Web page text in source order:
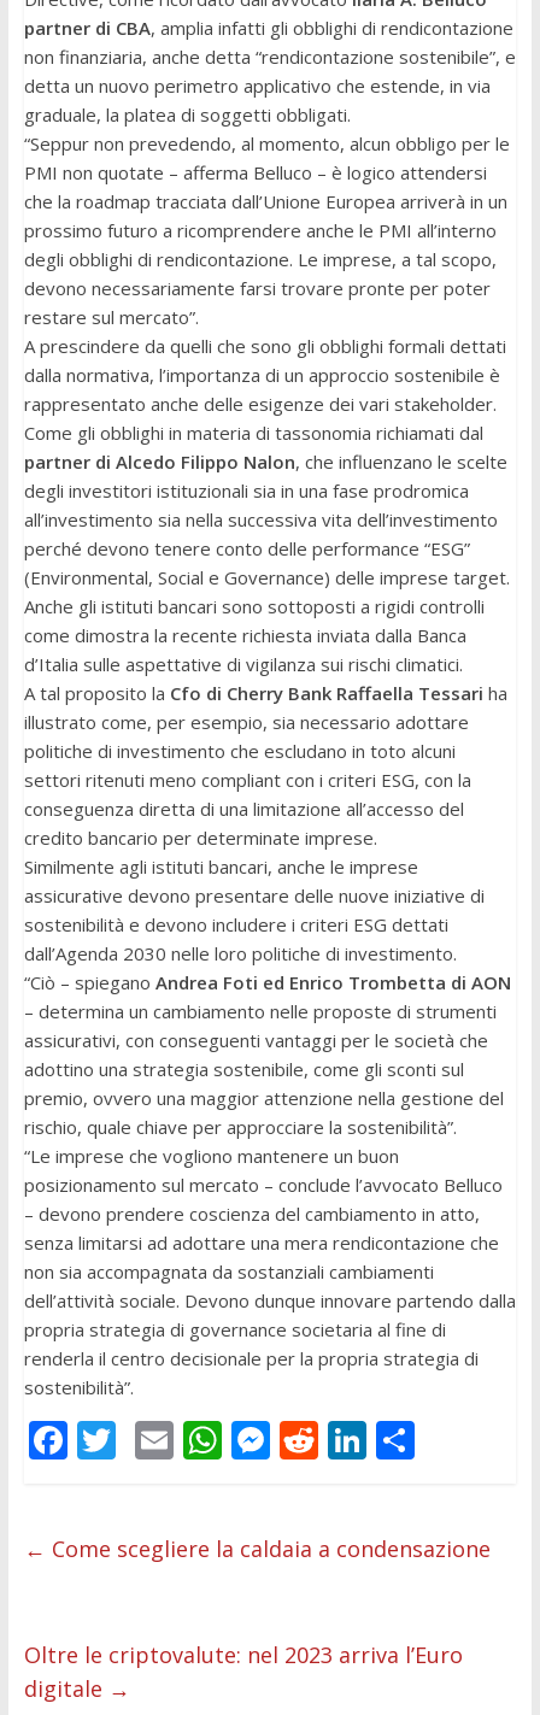
partner di CBA, amplia infatti gli obblighi di rendicontazione
non finanziaria, anche detta “rendicontazione sostenibile”, e
detta un nuovo perimetro applicativo che estende, in via
graduale, la platea di soggetti obbligati.
“Seppur non prevedendo, al momento, alcun obbligo per le
PMI non quotate – afferma Belluco – è logico attendersi
che la roadmap tracciata dall’Unione Europea arriverà in un
prossimo futuro a ricomprendere anche le PMI all’interno
degli obblighi di rendicontazione. Le imprese, a tal scopo,
devono necessariamente farsi trovare pronte per poter
restare sul mercato”.
A prescindere da quelli che sono gli obblighi formali dettati
dalla normativa, l’importanza di un approccio sostenibile è
rappresentato anche delle esigenze dei vari stakeholder.
Come gli obblighi in materia di tassonomia richiamati dal
partner di Alcedo Filippo Nalon, che influenzano le scelte
degli investitori istituzionali sia in una fase prodromica
all’investimento sia nella successiva vita dell’investimento
perché devono tenere conto delle performance “ESG”
(Environmental, Social e Governance) delle imprese target.
Anche gli istituti bancari sono sottoposti a rigidi controlli
come dimostra la recente richiesta inviata dalla Banca
d’Italia sulle aspettative di vigilanza sui rischi climatici.
A tal proposito la Cfo di Cherry Bank Raffaella Tessari ha
illustrato come, per esempio, sia necessario adottare
politiche di investimento che escludano in toto alcuni
settori ritenuti meno compliant con i criteri ESG, con la
conseguenza diretta di una limitazione all’accesso del
credito bancario per determinate imprese.
Similmente agli istituti bancari, anche le imprese
assicurative devono presentare delle nuove iniziative di
sostenibilità e devono includere i criteri ESG dettati
dall’Agenda 2030 nelle loro politiche di investimento.
“Ciò – spiegano Andrea Foti ed Enrico Trombetta di AON
– determina un cambiamento nelle proposte di strumenti
assicurativi, con conseguenti vantaggi per le società che
adottino una strategia sostenibile, come gli sconti sul
premio, ovvero una maggior attenzione nella gestione del
rischio, quale chiave per approcciare la sostenibilità”.
“Le imprese che vogliono mantenere un buon
posizionamento sul mercato – conclude l’avvocato Belluco
– devono prendere coscienza del cambiamento in atto,
senza limitarsi ad adottare una mera rendicontazione che
non sia accompagnata da sostanziali cambiamenti
dell’attività sociale. Devono dunque innovare partendo dalla
propria strategia di governance societaria al fine di
renderla il centro decisionale per la propria strategia di
sostenibilità”.
F
b
o
k
T
er
E
l
W
s
p
M
e
g
er
R
di
Li
e
C
di
← Come scegliere la caldaia a condensazione
Oltre le criptovalute: nel 2023 arriva l’Euro
digitale →